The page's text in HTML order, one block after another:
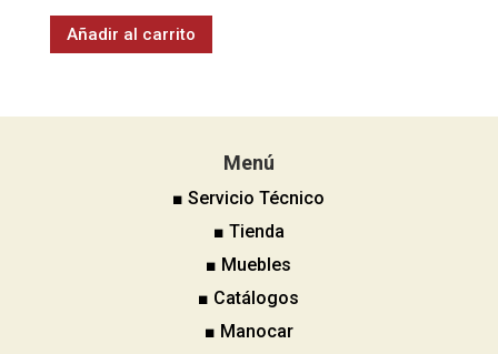
Añadir al carrito
Menú
■ Servicio Técnico
■ Tienda
■ Muebles
■ Catálogos
■ Manocar